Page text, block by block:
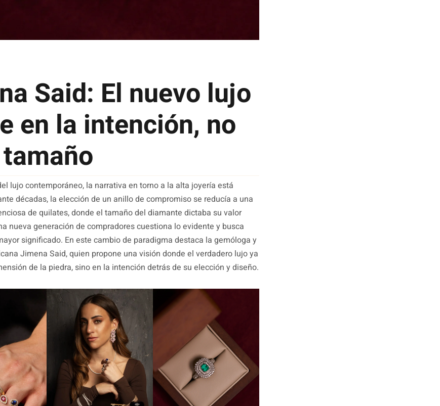
Said: El nuevo lujo
en la intención, no
lujo contemporáneo, la narrativa en torno a la alta joyería está
décadas, la elección de un anillo de compromiso se reducía a una
de quilates, donde el tamaño del diamante dictaba su valor
nueva generación de compradores cuestiona lo evidente y busca
significado. En este cambio de paradigma destaca la gemóloga y
Jimena Said, quien propone una visión donde el verdadero lujo ya
de la piedra, sino en la intención detrás de su elección y diseño.